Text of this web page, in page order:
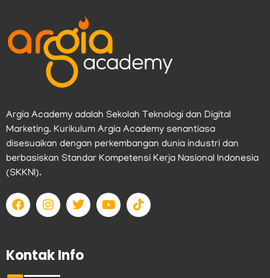
Argia Academy adalah Sekolah Teknologi dan Digital
Marketing. Kurikulum Argia Academy senantiasa
disesuaikan dengan perkembangan dunia industri dan
berbasiskan Standar Kompetensi Kerja Nasional Indonesia
(SKKNI).
F
a
c
o
o
I
n
s
a
g
T
w
i
e
Y
o
u
T
i
k
Kontak Info